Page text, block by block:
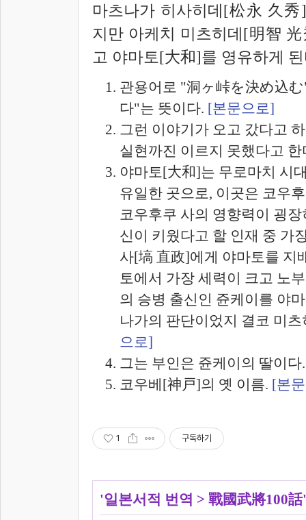
마츠나가 히사히데[松永 久秀]
지만 아케치 미츠히데[明智
고 야마토[大和]를 영유하게
관용어로 "洞ヶ峠を決め込
다"는 뜻이다. [본문으로]
그런 이야기가 오고 갔다고
실현까진 이르지 못했다고
야마토[大和]는 무로마치 시
유일한 곳으로, 이곳은 코우
코우후쿠 사의 영향력이 굉
신이 키웠다고 할 인재 중 가
사[塙 直政]에게 야마토를 지
토에서 가장 세력이 크고 노
의 승병 출신인 쥰케이를 야
나가의 판단이었지 결코 미
으로]
그는 부인은 쥰케이의 딸이
코우베[神戸]의 옛 이름. [본
1 구독하기
'일본서적 번역 > 戰國武將100話